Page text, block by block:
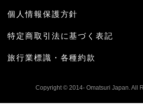
個人情報保護方針
特定商取引法に基づく表記
旅行業標識・各種約款
Copyright © 2014- Omatsuri Japan. All